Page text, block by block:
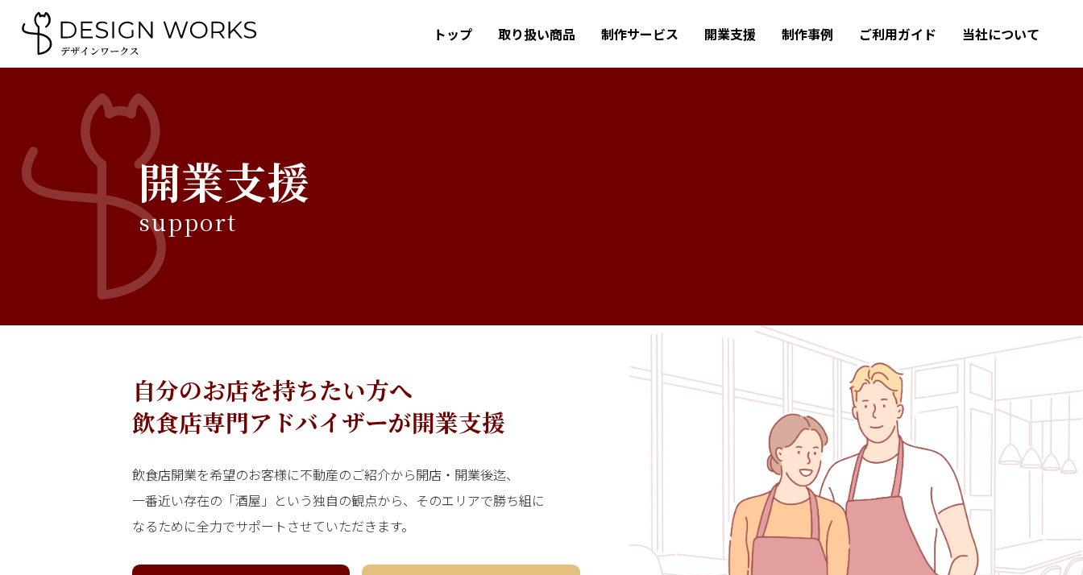
トップ 取り扱い商品 制作サービス 開業支援 制作事例 ご利用ガイド 当社について
開業支援
support
自分のお店を持ちたい方へ
飲食店専門アドバイザーが開業支援
飲食店開業を希望のお客様に不動産のご紹介から開店・開業後迄、
一番近い存在の「酒屋」という独自の観点から、そのエリアで勝ち組に
なるために全力でサポートさせていただきます。